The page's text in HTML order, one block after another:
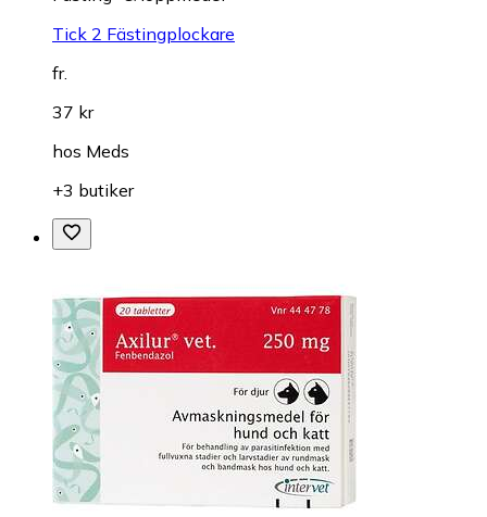
Tick 2 Fästingplockare
fr.
37 kr
hos Meds
+3 butiker